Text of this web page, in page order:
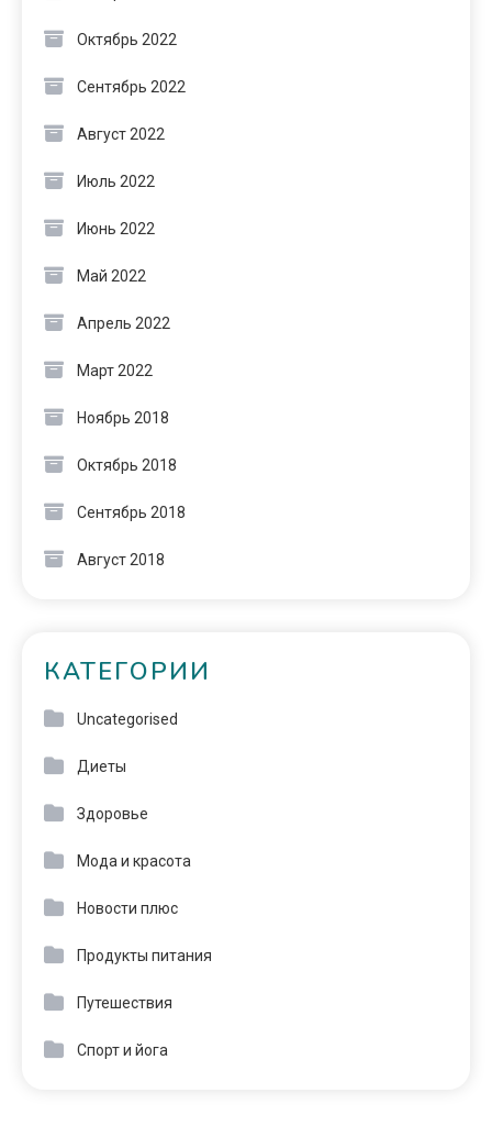
Октябрь 2022
Сентябрь 2022
Август 2022
Июль 2022
Июнь 2022
Май 2022
Апрель 2022
Март 2022
Ноябрь 2018
Октябрь 2018
Сентябрь 2018
Август 2018
КАТЕГОРИИ
Uncategorised
Диеты
Здоровье
Мода и красота
Новости плюс
Продукты питания
Путешествия
Спорт и йога